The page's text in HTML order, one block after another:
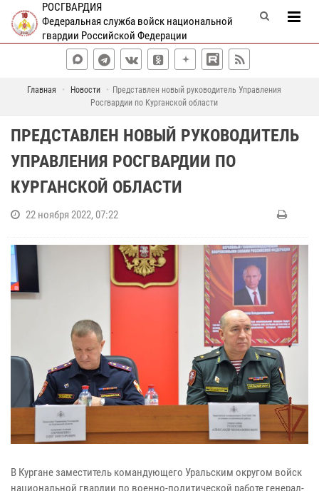
РОСГВАРДИЯ
Федеральная служба войск национальной
гвардии Российской Федерации
Главная Новости
Представлен новый руководитель Управления
Росгвардии по Курганской области
ПРЕДСТАВЛЕН НОВЫЙ РУКОВОДИТЕЛЬ
УПРАВЛЕНИЯ РОСГВАРДИИ ПО
КУРГАНСКОЙ ОБЛАСТИ
22 ноября 2022, 07:22
В Кургане заместитель командующего Уральским округом войск
национальной гвардии по военно-политической работе генерал-